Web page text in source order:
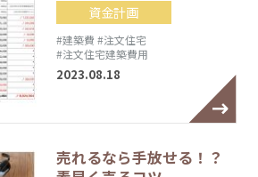
資金計画
#建築費 #注文住宅
#注文住宅建築費用
2023.08.18
売れるなら手放せる！？